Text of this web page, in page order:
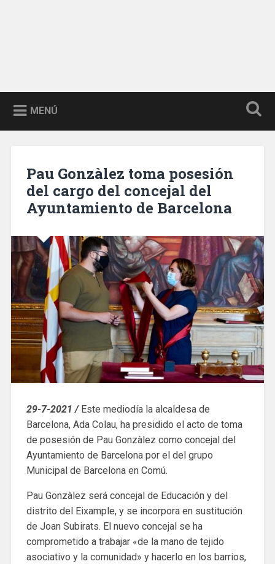
MENÚ
Pau Gonzàlez toma posesión
del cargo del concejal del
Ayuntamiento de Barcelona
29-7-2021 /Este mediodía la alcaldesa de
Barcelona, Ada Colau, ha presidido el acto de toma
de posesión de Pau Gonzàlez como concejal del
Ayuntamiento de Barcelona por el del grupo
Municipal de Barcelona en Comú.
Pau Gonzàlez será concejal de Educación y del
distrito del Eixample, y se incorpora en sustitución
de Joan Subirats. El nuevo concejal se ha
comprometido a trabajar «de la mano de tejido
asociativo y la comunidad» y hacerlo en los barrios,